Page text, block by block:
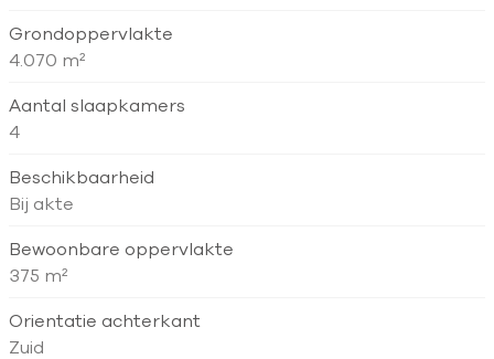
Grondoppervlakte
4.070 m²
Aantal slaapkamers
4
Beschikbaarheid
Bij akte
Bewoonbare oppervlakte
375 m²
Orientatie achterkant
Zuid